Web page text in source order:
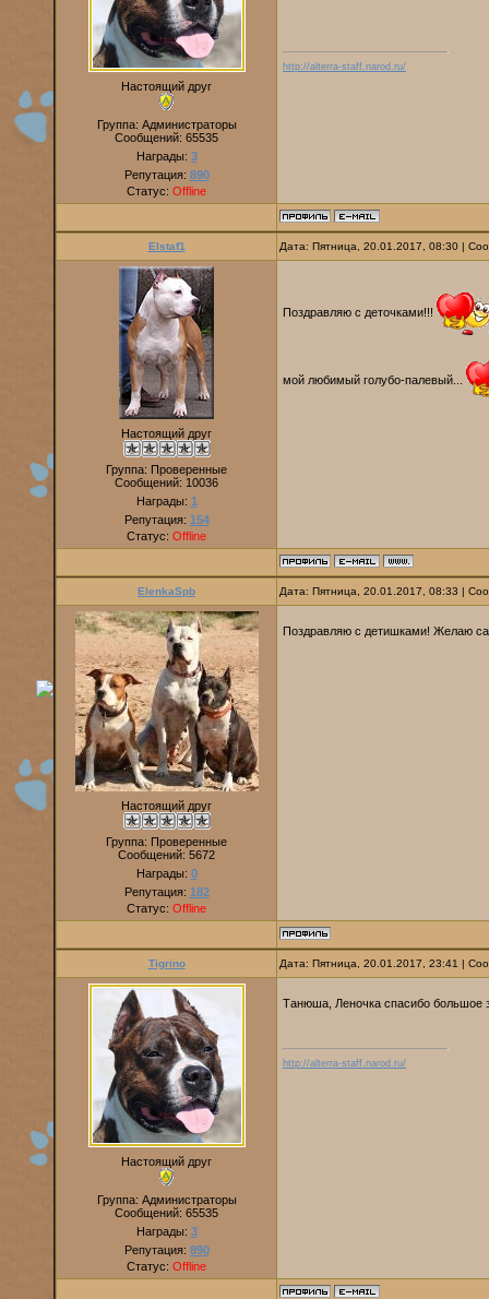
Настоящий друг
Группа: Администраторы
Сообщений: 65535
Награды: 3
Репутация: 890
Статус: Offline
http://alterra-staff.narod.ru/
Elstaf1 Дата: Пятница, 20.01.2017, 08:30 |
Настоящий друг
Группа: Проверенные
Сообщений: 10036
Награды: 1
Репутация: 154
Статус: Offline
Поздравляю с деточками!!!
мой любимый голубо-палевый...
ElenkaSpb Дата: Пятница, 20.01.2017, 08:33 |
Настоящий друг
Группа: Проверенные
Сообщений: 5672
Награды: 0
Репутация: 182
Статус: Offline
Поздравляю с детишками! Желаю
Tigrino Дата: Пятница, 20.01.2017, 23:41 |
Настоящий друг
Группа: Администраторы
Сообщений: 65535
Награды: 3
Репутация: 890
Статус: Offline
Танюша, Леночка спасибо большое
http://alterra-staff.narod.ru/